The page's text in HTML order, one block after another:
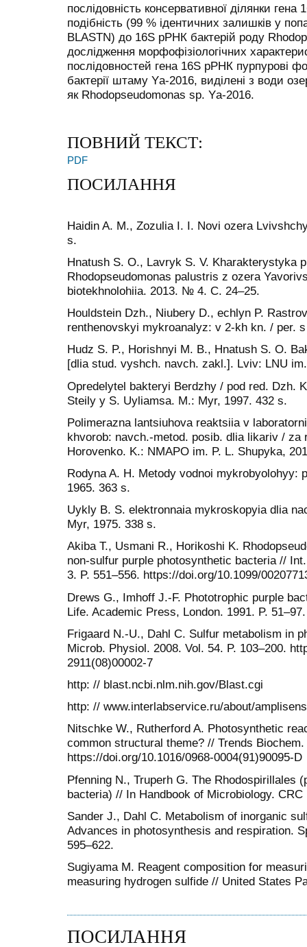
послідовність консервативної ділянки
подібність (99 % ідентичних залишків у
BLASTN) до 16S рРНК бактерій роду
дослідження морфофізіологічних
послідовностей гена 16S рРНК пурпурові
бактерії штаму Yа-2016, виділені з води
як Rhodopseudomonas sp. Yа-2016.
ПОВНИЙ ТЕКСТ:
PDF
ПОСИЛАННЯ
Haidin A. M., Zozulia I. I. Novi ozera
s.
Hnatush S. O., Lavryk S. V. Kharakterystyka
Rhodopseudomonas palustris z ozera
biotekhnolohiia. 2013. № 4. C. 24–25.
Houldstein Dzh., Niubery D., echlyn P.
renthenovskyi mykroanalyz: v 2-kh kn. / per.
Hudz S. P., Horishnyi M. B., Hnatush S. O.
[dlia stud. vyshch. navch. zakl.]. Lviv: LNU
Opredelytel bakteryi Berdzhy / pod red. Dzh.
Steily y S. Uyliamsa. M.: Myr, 1997. 432 s.
Polimerazna lantsiuhova reaktsiia v
khvorob: navch.-metod. posib. dlia likariv / za
Horovenko. K.: NMAPO im. P. L. Shupyka,
Rodyna A. H. Metody vodnoi mykrobyolohyy:
1965. 363 s.
Uykly B. S. elektronnaia mykroskopyia dlia
Myr, 1975. 338 s.
Akiba T., Usmani R., Horikoshi K.
non-sulfur purple photosynthetic bacteria //
3. P. 551–556. https://doi.org/10.1099/
Drews G., Imhoff J.-F. Phototrophic purple
Life. Academic Press, London. 1991. P. 51–97.
Frigaard N.-U., Dahl C. Sulfur metabolism in
Microb. Physiol. 2008. Vol. 54. P. 103–200.
2911(08)00002-7
http: // blast.ncbi.nlm.nih.gov/Blast.cgi
http: // www.interlabservice.ru/about/amplisens
Nitschke W., Rutherford A. Photosynthetic
common structural theme? // Trends
https://doi.org/10.1016/0968-0004(91)90095-D
Pfenning N., Truperh G. The Rhodospirillales
bacteria) // In Handbook of Microbiology.
Sander J., Dahl C. Metabolism of inorganic
Advances in photosynthesis and respiration.
595–622.
Sugiyama M. Reagent composition for
measuring hydrogen sulfide // United States
ПОСИЛАННЯ